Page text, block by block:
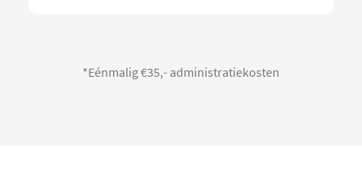
*Eénmalig €35,- administratiekosten